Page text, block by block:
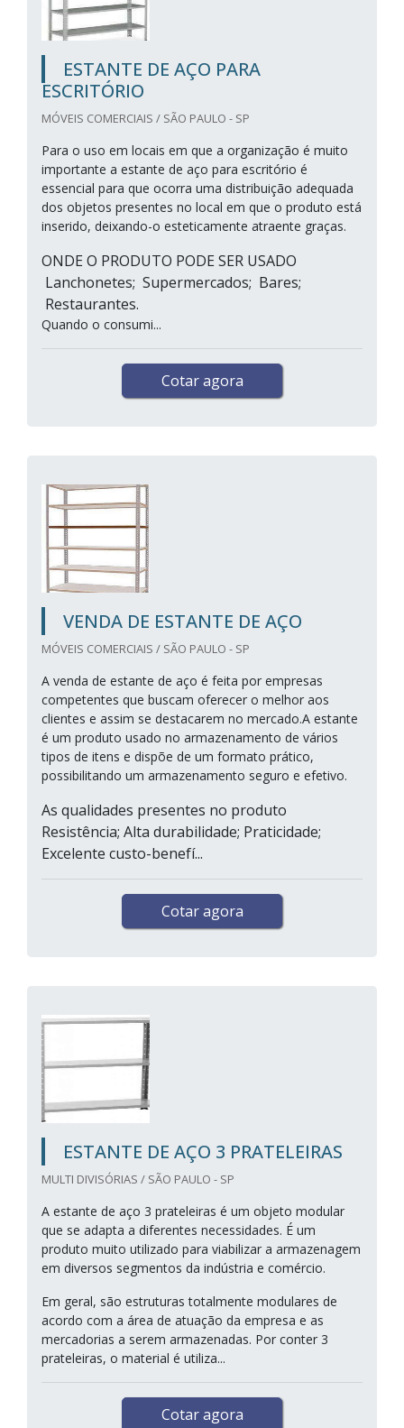
ESTANTE DE AÇO PARA
ESCRITÓRIO
MÓVEIS COMERCIAIS / SÃO PAULO - SP
Para o uso em locais em que a organização é muito
importante a estante de aço para escritório é
essencial para que ocorra uma distribuição adequada
dos objetos presentes no local em que o produto está
inserido, deixando-o esteticamente atraente graças.
ONDE O PRODUTO PODE SER USADO
Lanchonetes; Supermercados; Bares;
Restaurantes.
Quando o consumi...
Cotar agora
VENDA DE ESTANTE DE AÇO
MÓVEIS COMERCIAIS / SÃO PAULO - SP
A venda de estante de aço é feita por empresas
competentes que buscam oferecer o melhor aos
clientes e assim se destacarem no mercado.A estante
é um produto usado no armazenamento de vários
tipos de itens e dispõe de um formato prático,
possibilitando um armazenamento seguro e efetivo.
As qualidades presentes no produto
Resistência; Alta durabilidade; Praticidade;
Excelente custo-benefí...
Cotar agora
ESTANTE DE AÇO 3 PRATELEIRAS
MULTI DIVISÓRIAS / SÃO PAULO - SP
A estante de aço 3 prateleiras é um objeto modular
que se adapta a diferentes necessidades. É um
produto muito utilizado para viabilizar a armazenagem
em diversos segmentos da indústria e comércio.
Em geral, são estruturas totalmente modulares de
acordo com a área de atuação da empresa e as
mercadorias a serem armazenadas. Por conter 3
prateleiras, o material é utiliza...
Cotar agora